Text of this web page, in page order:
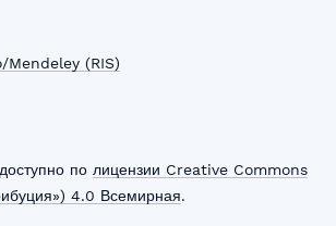
(RIS)
по лицензии Creative Commons
4.0 Всемирная.